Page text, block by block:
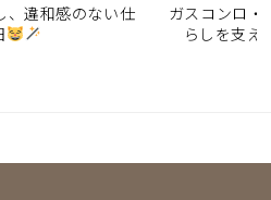
、違和感のない仕
ガスコンロ・
らしを支え